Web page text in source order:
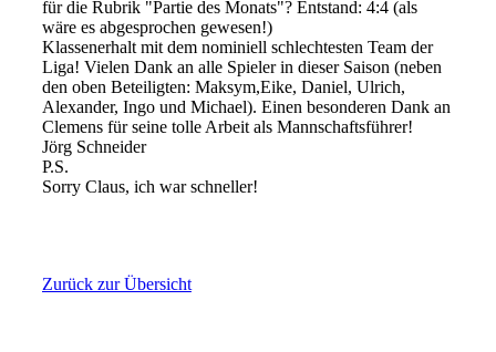
für die Rubrik "Partie des Monats"? Entstand: 4:4 (als
wäre es abgesprochen gewesen!)
Klassenerhalt mit dem nominiell schlechtesten Team der
Liga! Vielen Dank an alle Spieler in dieser Saison (neben
den oben Beteiligten: Maksym,Eike, Daniel, Ulrich,
Alexander, Ingo und Michael). Einen besonderen Dank an
Clemens für seine tolle Arbeit als Mannschaftsführer!
Jörg Schneider
P.S.
Sorry Claus, ich war schneller!
Zurück zur Übersicht